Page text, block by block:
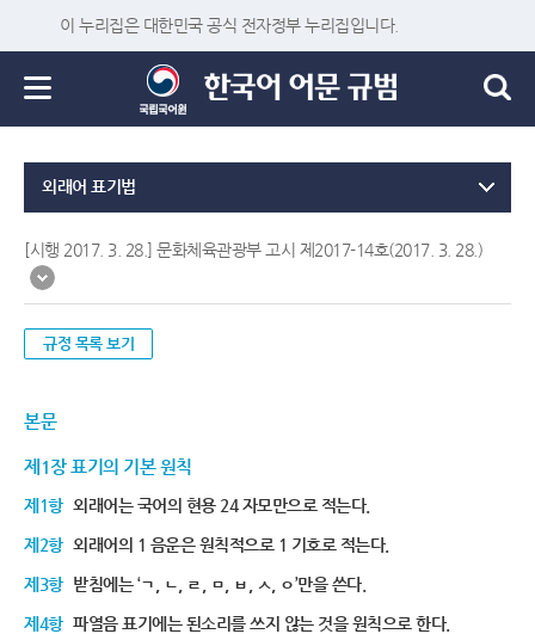
이 누리집은 대한민국 공식 전자정부 누리집입니다.
외래어 표기법
[시행 2017. 3. 28.] 문화체육관광부 고시 제2017-14호(2017. 3. 28.)
규정 목록 보기
본문
제1장 표기의 기본 원칙
제1항 외래어는 국어의 현용 24 자모만으로 적는다.
제2항 외래어의 1 음운은 원칙적으로 1 기호로 적는다.
제3항 받침에는 ‘ㄱ, ㄴ, ㄹ, ㅁ, ㅂ, ㅅ, ㅇ’만을 쓴다.
제4항 파열음 표기에는 된소리를 쓰지 않는 것을 원칙으로 한다.